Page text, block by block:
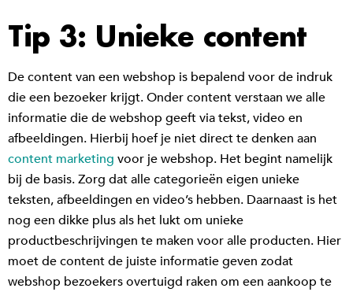
Tip 3: Unieke content
De content van een webshop is bepalend voor de indruk
die een bezoeker krijgt. Onder content verstaan we alle
informatie die de webshop geeft via tekst, video en
afbeeldingen. Hierbij hoef je niet direct te denken aan
content marketing voor je webshop. Het begint namelijk
bij de basis. Zorg dat alle categorieën eigen unieke
teksten, afbeeldingen en video’s hebben. Daarnaast is het
nog een dikke plus als het lukt om unieke
productbeschrijvingen te maken voor alle producten. Hier
moet de content de juiste informatie geven zodat
webshop bezoekers overtuigd raken om een aankoop te